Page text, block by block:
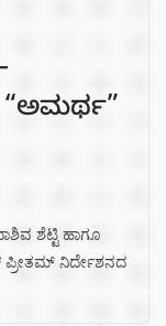
ಶೆಟ್ಟಿ ಹಾಗೂ
ಪ್ರೀತಮ್ ನಿರ್ದೇಶನದ